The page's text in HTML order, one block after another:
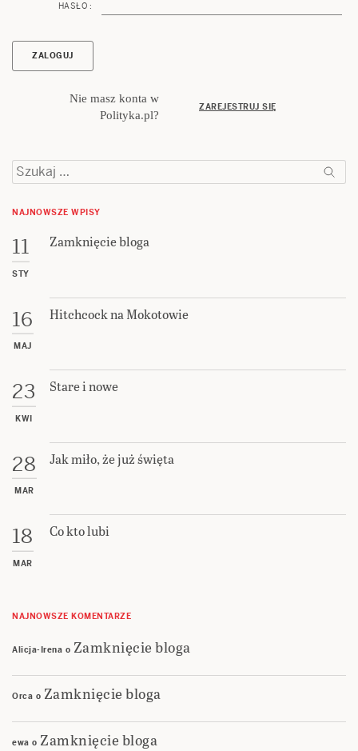
HASŁO :
Nie masz konta w
Polityka.pl?
ZAREJESTRUJ SIĘ
Szukaj:
NAJNOWSZE WPISY
11
STY
Zamknięcie bloga
16
MAJ
Hitchcock na Mokotowie
23
KWI
Stare i nowe
28
MAR
Jak miło, że już święta
18
MAR
Co kto lubi
NAJNOWSZE KOMENTARZE
Alicja-Irena o Zamknięcie bloga
Orca o Zamknięcie bloga
ewa o Zamknięcie bloga